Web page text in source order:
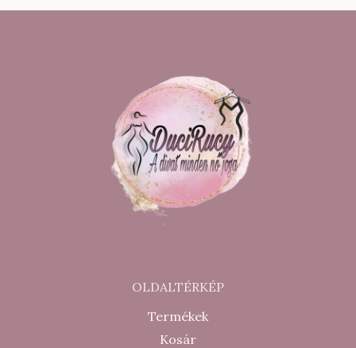
900 Ft. 900 Ft.
900 Ft. 200 Ft.
OLDALTÉRKÉP
Termékek
Kosár